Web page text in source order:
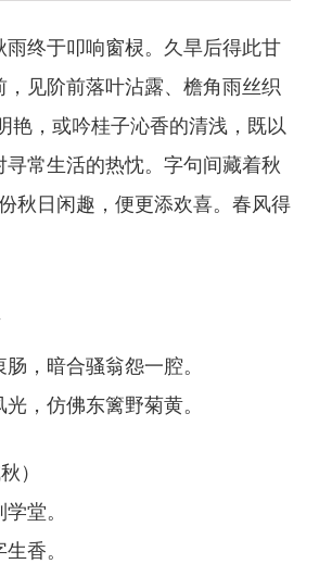
终于叩响窗棂。久旱后得此甘
见阶前落叶沾露、檐角雨丝织
，或吟桂子沁香的清浅，既以
常生活的热忱。字句间藏着秋
秋日闲趣，便更添欢喜。春风得
，暗合骚翁怨一腔。
，仿佛东篱野菊黄。
）
堂。
香。